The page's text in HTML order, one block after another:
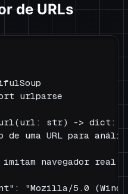
de URLs
urlparse
str) -> dict:
de uma URL para
navegador real
"Mozilla/5.0